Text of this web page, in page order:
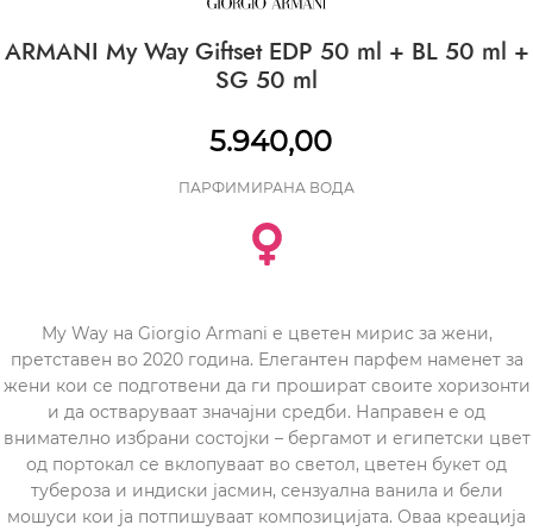
ARMANI My Way Giftset EDP 50 ml + BL 50 ml +
SG 50 ml
5.940,00
ПАРФИМИРАНА ВОДА
My Way на Giorgio Armani е цветен мирис за жени,
претставен во 2020 година. Елегантен парфем наменет за
жени кои се подготвени да ги прошират своите хоризонти
и да остваруваат значајни средби. Направен е од
внимателно избрани состојки – бергамот и египетски цвет
од портокал се вклопуваат во светол, цветен букет од
тубероза и индиски јасмин, сензуална ванила и бели
мошуси кои ја потпишуваат композицијата. Оваа креација